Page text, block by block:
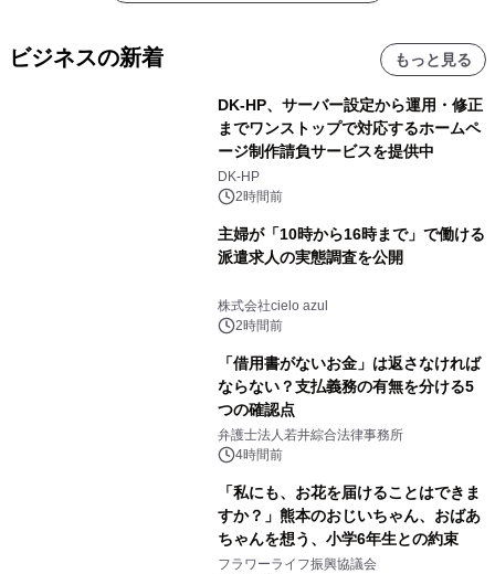
ビジネスの新着 もっと見る
DK-HP、サーバー設定から運用・修正
までワンストップで対応するホームペ
ージ制作請負サービスを提供中
DK-HP
2時間前
主婦が「10時から16時まで」で働ける
派遣求人の実態調査を公開
株式会社cielo azul
2時間前
「借用書がないお金」は返さなければ
ならない？支払義務の有無を分ける5
つの確認点
弁護士法人若井綜合法律事務所
4時間前
「私にも、お花を届けることはできま
すか？」熊本のおじいちゃん、おばあ
ちゃんを想う、小学6年生との約束
フラワーライフ振興協議会